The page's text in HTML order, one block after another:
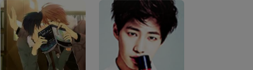
ถ้าสามารถย้อนเวลากลับไปได้ ผมจะไม่ชอบผู้ชายคนนี้
เเต่ก็เพราะเค้านั่นเเหละที่ทำให้ผมมีวันนี้